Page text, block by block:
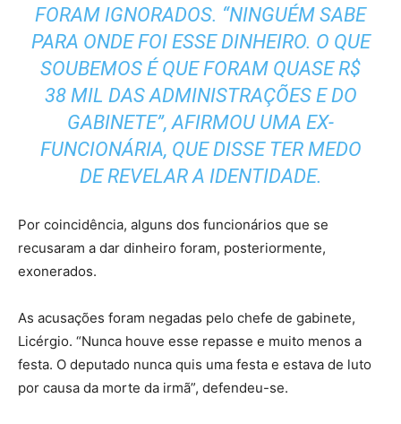
FORAM IGNORADOS. “NINGUÉM SABE
PARA ONDE FOI ESSE DINHEIRO. O QUE
SOUBEMOS É QUE FORAM QUASE R$
38 MIL DAS ADMINISTRAÇÕES E DO
GABINETE”, AFIRMOU UMA EX-
FUNCIONÁRIA, QUE DISSE TER MEDO
DE REVELAR A IDENTIDADE.
Por coincidência, alguns dos funcionários que se
recusaram a dar dinheiro foram, posteriormente,
exonerados.
As acusações foram negadas pelo chefe de gabinete,
Licérgio. “Nunca houve esse repasse e muito menos a
festa. O deputado nunca quis uma festa e estava de luto
por causa da morte da irmã”, defendeu-se.